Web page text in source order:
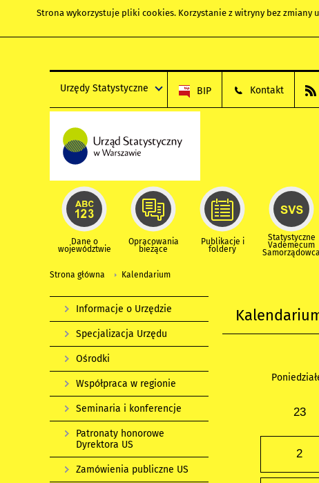
Strona wykorzystuje pliki cookies. Korzystanie z witryny bez zmiany
Urzędy Statystyczne BIP Kontakt
Dane o
województwie
Opracowania
bieżące
Publikacje i
foldery
Statystyczne
Vademecum
Samorządowca
Strona główna Kalendarium
23
2
Informacje o Urzędzie
Specjalizacja Urzędu
Ośrodki
Współpraca w regionie
Seminaria i konferencje
Patronaty honorowe
Dyrektora US
Zamówienia publiczne US